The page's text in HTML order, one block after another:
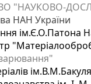
"НАУКОВО-
НАН України
ім.Є.О.Патона